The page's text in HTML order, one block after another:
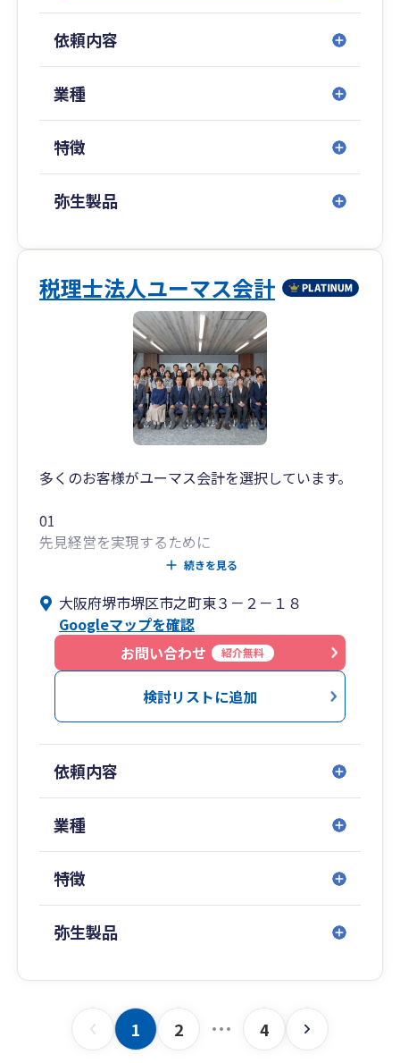
依頼内容
業種
特徴
弥生製品
税理士法人ユーマス会計
多くのお客様がユーマス会計を選択しています。
01
先見経営を実現するために
私たち会計事務所は、税務・会計の専門家です。
会社が残した業績を、決算を通じて経営者の皆様
が将来に不安を残すことなく正確に、かつ、納得
して頂ける様全力でお手伝いしております。
「先見経営」なくしてこれからの会社経営は存続
す会社の将来像を具体的に描いて頂き、必ず実現
して頂きます様「経営計画」の作成と、年度さら
には毎月の達成管理を数値の面から全力でサポー
02
創業55年以上の実績
現在では堺でもトップクラスに位置する会計事務
所となりました。
続きを見る
大阪府堺市堺区市之町東３－２－１８
Googleマップを確認
お問い合わせ
紹介無料
検討リストに追加
依頼内容
業種
特徴
弥生製品
1 2 4